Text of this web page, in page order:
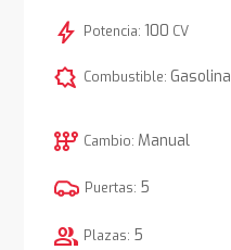
bolt Potencia: 100 CV
comic_bubble Combustible: Gasolina
auto_transmission Cambio: Manual
Puertas: 5
group Plazas: 5